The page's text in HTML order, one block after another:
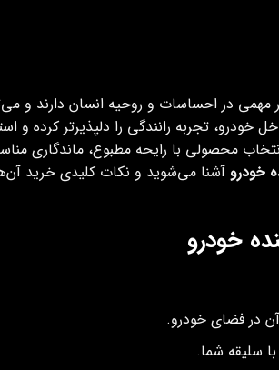
در احساسات و روحیه انسان دارند و
خودرو، تجربه رانندگی را دلپذیرتر کرده و
محصولی با رایحه مطبوع، ماندگاری
آشنا می‌شوید و نکات کلیدی خرید
خودرو
در فضای خودرو.
سلیقه شما.